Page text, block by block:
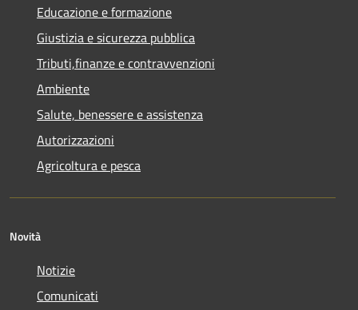
Educazione e formazione
Giustizia e sicurezza pubblica
Tributi,finanze e contravvenzioni
Ambiente
Salute, benessere e assistenza
Autorizzazioni
Agricoltura e pesca
Novità
Notizie
Comunicati